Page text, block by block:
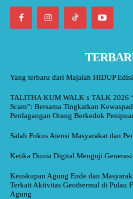
Yang terbaru dari Majalah HIDUP
TALITHA KUM WALK s TALK 2026
Scam”: Bersama Tingkatkan
Perdagangan Orang Berkedok
Salah Fokus Atensi Masyarakat dan
Ketika Dunia Digital Menguji
Keuskupan Agung Ende dan
Terkait Aktivitas Geothermal di Pulau
Agung